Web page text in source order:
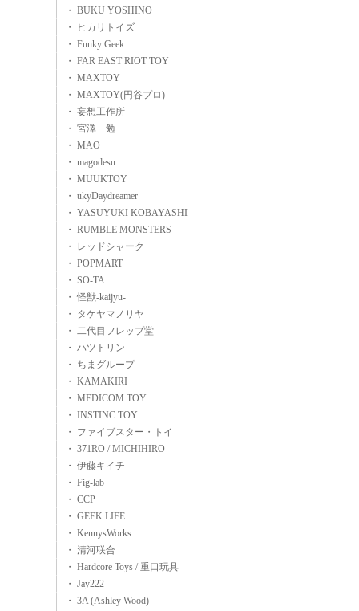
・ BUKU YOSHINO
・ ヒカリトイズ
・ Funky Geek
・ FAR EAST RIOT TOY
・ MAXTOY
・ MAXTOY(円谷プロ)
・ 妄想工作所
・ 宮澤 勉
・ MAO
・ magodesu
・ MUUKTOY
・ ukyDaydreamer
・ YASUYUKI KOBAYASHI
・ RUMBLE MONSTERS
・ レッドシャーク
・ POPMART
・ SO-TA
・ 怪獣-kaijyu-
・ タケヤマノリヤ
・ 二代目フレップ堂
・ ハツトリン
・ ちまグループ
・ KAMAKIRI
・ MEDICOM TOY
・ INSTINC TOY
・ ファイブスター・トイ
・ 371RO / MICHIHIRO
・ 伊藤キイチ
・ Fig-lab
・ CCP
・ GEEK LIFE
・ KennysWorks
・ 清河联合
・ Hardcore Toys / 重口玩具
・ Jay222
・ 3A (Ashley Wood)